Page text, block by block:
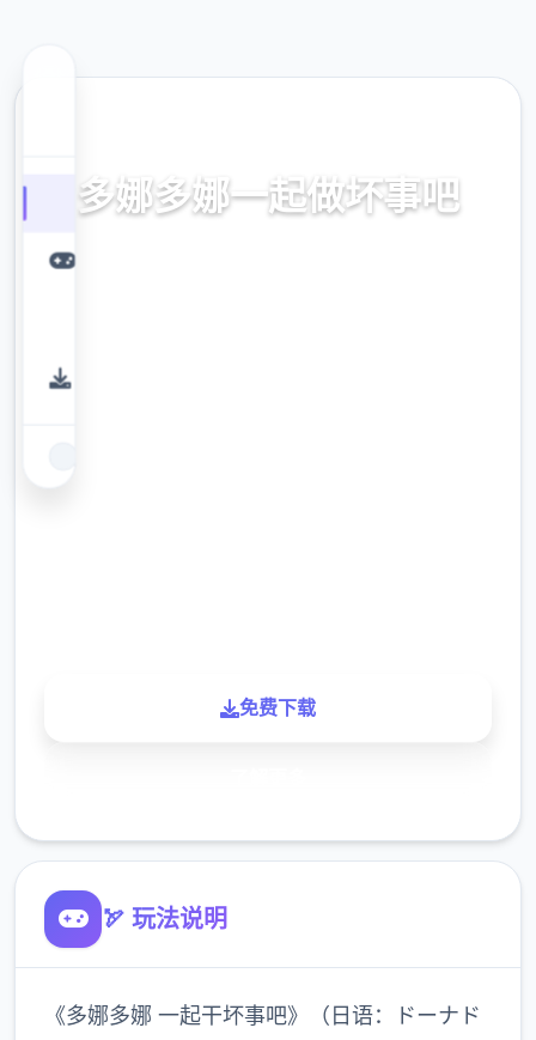
多娜多娜一起做坏事吧
官方中文，中文下载，中文入口，官网入口，
免费下载
🏹 玩法说明
《多娜多娜 一起干坏事吧》（日语：ドーナド